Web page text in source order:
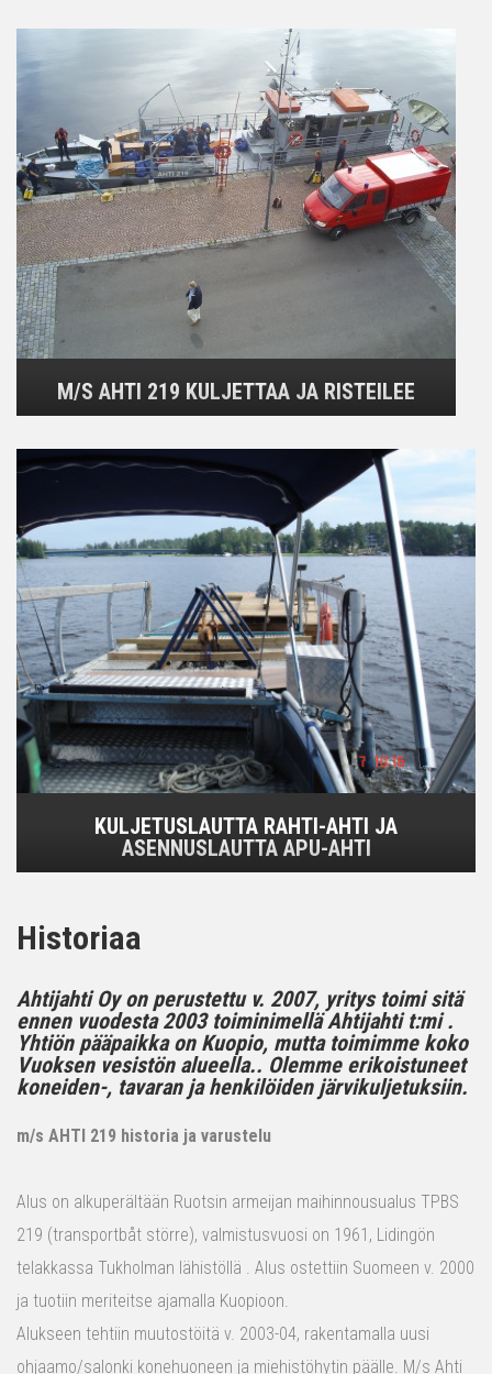
M/S AHTI 219 KULJETTAA JA RISTEILEE
KULJETUSLAUTTA RAHTI-AHTI JA
ASENNUSLAUTTA APU-AHTI
Historiaa
Ahtijahti Oy on perustettu v. 2007, yritys toimi sitä
ennen vuodesta 2003 toiminimellä Ahtijahti t:mi .
Yhtiön pääpaikka on Kuopio, mutta toimimme koko
Vuoksen vesistön alueella.. Olemme erikoistuneet
koneiden-, tavaran ja henkilöiden järvikuljetuksiin.
m/s AHTI 219 historia ja varustelu
Alus on alkuperältään Ruotsin armeijan maihinnousualus TPBS
219 (transportbåt större), valmistusvuosi on 1961, Lidingön
telakkassa Tukholman lähistöllä . Alus ostettiin Suomeen v. 2000
ja tuotiin meriteitse ajamalla Kuopioon.
Alukseen tehtiin muutostöitä v. 2003-04, rakentamalla uusi
ohjaamo/salonki konehuoneen ja miehistöhytin päälle. M/s Ahti